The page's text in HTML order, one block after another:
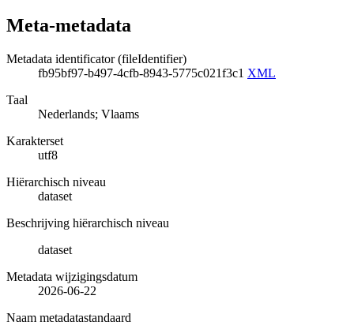
Meta-metadata
Metadata identificator (fileIdentifier)
fb95bf97-b497-4cfb-8943-5775c021f3c1 XML
Taal
Nederlands; Vlaams
Karakterset
utf8
Hiërarchisch niveau
dataset
Beschrijving hiërarchisch niveau
dataset
Metadata wijzigingsdatum
2026-06-22
Naam metadatastandaard